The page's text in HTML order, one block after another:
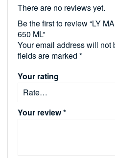
There are no reviews yet.
Be the first to review “LY
650 ML”
Your email address will not
fields are marked *
Your rating
Your review*